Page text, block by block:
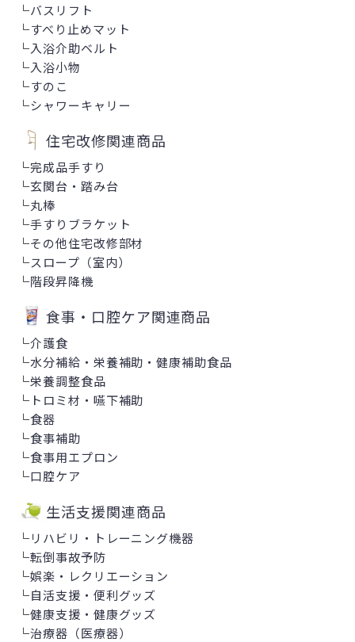
└バスリフト
└すべり止めマット
└入浴介助ベルト
└入浴小物
└すのこ
└シャワーキャリー
住宅改修関連商品
└完成品手すり
└玄関台・踏み台
└丸棒
└手すりブラケット
└その他住宅改修部材
└スロープ（室内）
└階段昇降機
食事・口腔ケア関連商品
└介護食
└水分補給・栄養補助・健康補助食品
└栄養調整食品
└ トロミ材・嚥下補助
└食器
└食事補助
└食事用エプロン
└口腔ケア
生活支援関連商品
└リハビリ・トレーニング機器
└転倒事故予防
└娯楽・レクリエーション
└自活支援・便利グッズ
└健康支援・健康グッズ
└治療器（医療器）